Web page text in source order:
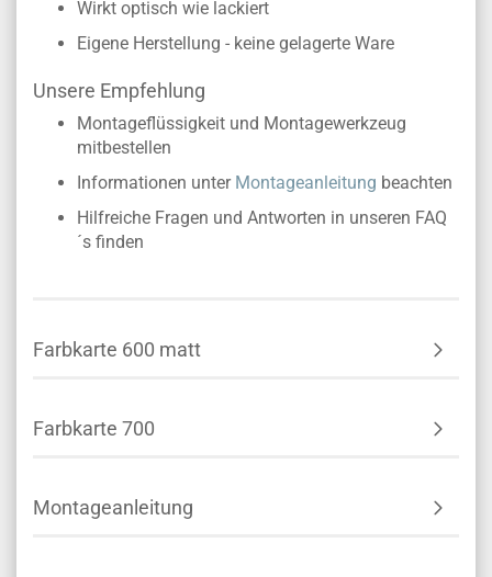
Wirkt optisch wie lackiert
Eigene Herstellung - keine gelagerte Ware
Unsere Empfehlung
Montageflüssigkeit und Montagewerkzeug
mitbestellen
Informationen unter Montageanleitung beachten
Hilfreiche Fragen und Antworten in unseren FAQ
´s finden
Farbkarte 600 matt
Farbkarte 700
Montageanleitung